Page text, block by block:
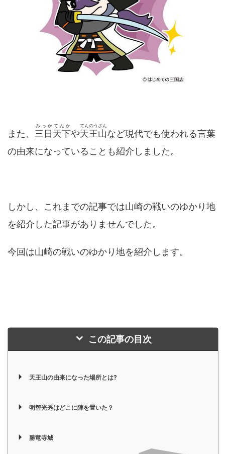
また、 三日天下
みっかてんか
や天王山
てんのうざん
など現代でも使われる言葉
の由来になっていることも紹介しました。
しかし、これまでの記事では山崎の戦いのゆかり地
を紹介した記事がありませんでした。
今回は山崎の戦いのゆかり地を紹介します。
この記事の目次
天王山の由来になった場所とは?
明智光秀はどこに陣を置いた？
勝竜寺城